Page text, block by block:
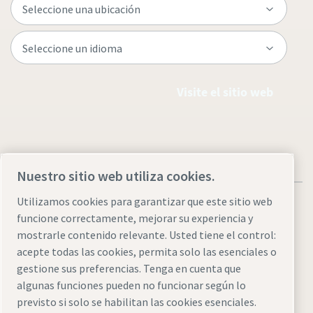
Aviso legal y aviso de privacidadAdministrar cookies
AccesibilidadMapa del sitio web
© 2026 Atlas Copco AB
Nuestro sitio web utiliza cookies.
Utilizamos cookies para garantizar que este sitio web
funcione correctamente, mejorar su experiencia y
mostrarle contenido relevante. Usted tiene el control:
acepte todas las cookies, permita solo las esenciales o
gestione sus preferencias. Tenga en cuenta que
algunas funciones pueden no funcionar según lo
previsto si solo se habilitan las cookies esenciales.